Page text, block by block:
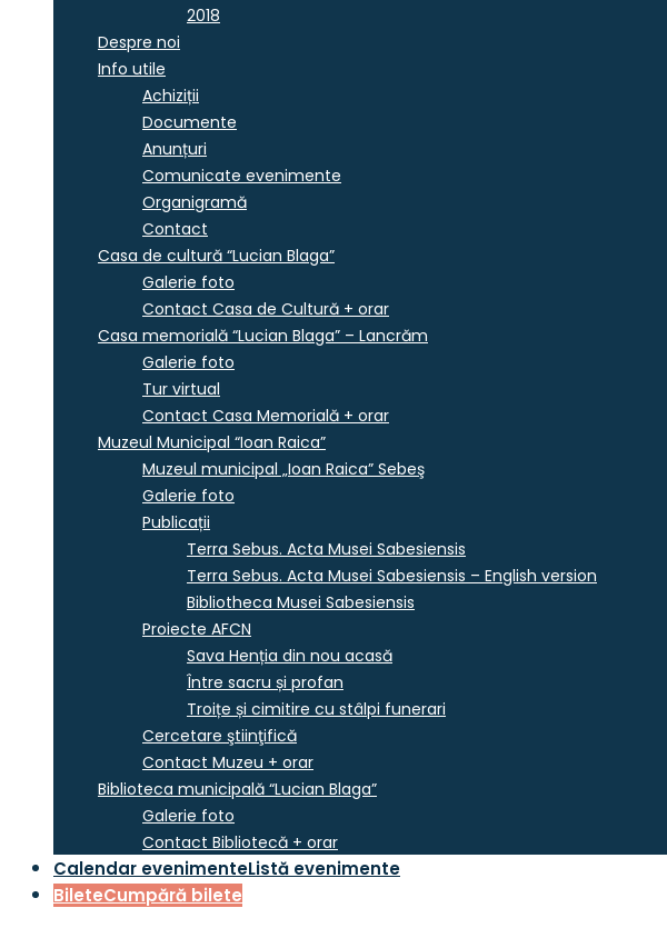
2018
Despre noi
Info utile
Achiziții
Documente
Anunțuri
Comunicate evenimente
Organigramă
Contact
Casa de cultură “Lucian Blaga”
Galerie foto
Contact Casa de Cultură + orar
Casa memorială “Lucian Blaga” – Lancrăm
Galerie foto
Tur virtual
Contact Casa Memorială + orar
Muzeul Municipal “Ioan Raica”
Muzeul municipal „Ioan Raica” Sebeş
Galerie foto
Publicații
Terra Sebus. Acta Musei Sabesiensis
Terra Sebus. Acta Musei Sabesiensis – English version
Bibliotheca Musei Sabesiensis
Proiecte AFCN
Sava Henția din nou acasă
Între sacru și profan
Troițe și cimitire cu stâlpi funerari
Cercetare ştiinţifică
Contact Muzeu + orar
Biblioteca municipală “Lucian Blaga”
Galerie foto
Contact Bibliotecă + orar
Calendar evenimenteListă evenimente
BileteCumpără bilete